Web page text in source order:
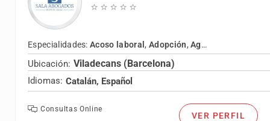
Especialidades:Acoso laboral, Adopción,Agresión
Ubicación: Viladecans (Barcelona)
Idiomas: Catalán, Español
Consultas Online
VER PERFIL